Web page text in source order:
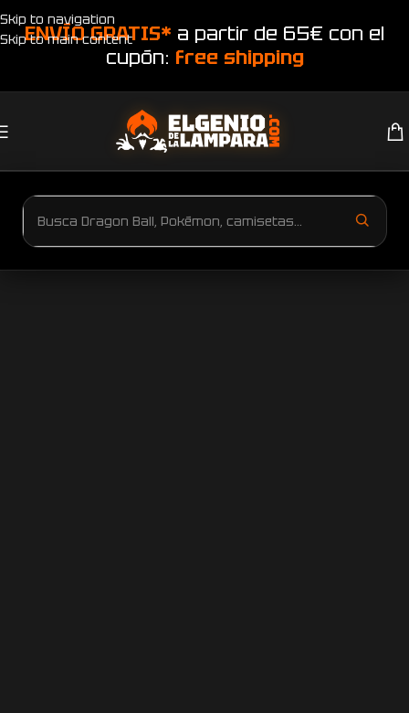
Skip to navigation
Skip to main content
ENVÍO GRATIS* a partir de 65€ con el
cupón: free shipping